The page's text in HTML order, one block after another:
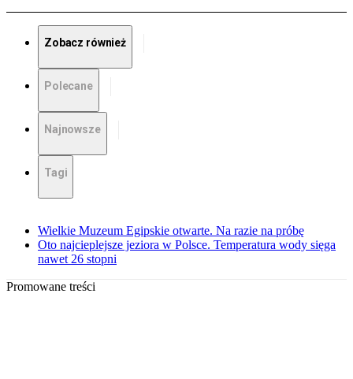
Zobacz również
Polecane
Najnowsze
Tagi
Wielkie Muzeum Egipskie otwarte. Na razie na próbę
Oto najcieplejsze jeziora w Polsce. Temperatura wody sięga
nawet 26 stopni
Promowane treści